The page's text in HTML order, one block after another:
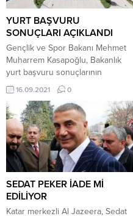
YURT BAŞVURU
SONUÇLARI AÇIKLANDI
Gençlik ve Spor Bakanı Mehmet
Muharrem Kasapoğlu, Bakanlık
yurt başvuru sonuçlarının
açıklandığını duyurdu. Kasapoğlu,
sosyal medya hesabından yaptığı
paylaşımda, “Üniversiteli
arkadaşlarım, GSB Yurtları
başvuru sonuçlarınız belli oldu.
Yoğun başvuruları hızlı ve objektif
bir şekilde 12 farklı kurumdan
verilerle değerlendirerek
sonuçlandırdık. Yeni yuvanızda
sizi ağırlamak için
sabırsızlanıyoruz” sözlerini
16.09.2021 0
SEDAT PEKER İADE Mİ
EDİLİYOR
Katar merkezli Al Jazeera, Sedat